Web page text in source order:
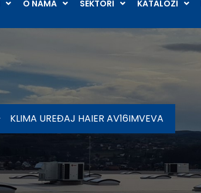
O NAMA SEKTORI KATALOZI
KLIMA UREĐAJ HAIER AV16IMVEVA